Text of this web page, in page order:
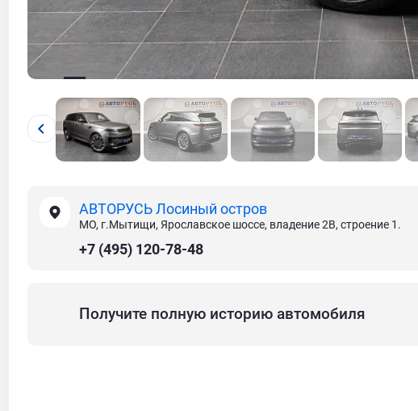
АВТОРУСЬ Лосиный остров
МО, г.Мытищи, Ярославское шоссе, владение 2В, строение 1.
+7 (495) 120-78-48
Получите полную историю автомобиля